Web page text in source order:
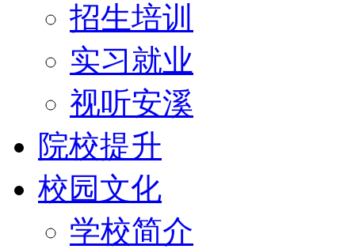
招生培训
实习就业
视听安溪
院校提升
校园文化
学校简介